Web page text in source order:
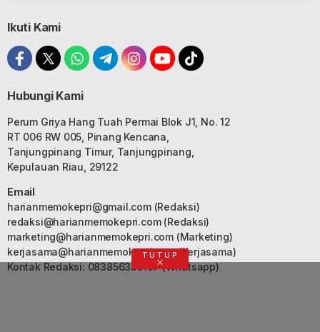
Ikuti Kami
Hubungi Kami
Perum Griya Hang Tuah Permai Blok J1, No. 12
RT 006 RW 005, Pinang Kencana,
Tanjungpinang Timur, Tanjungpinang,
Kepulauan Riau, 29122
Email
harianmemokepri@gmail.com(Redaksi)
redaksi@harianmemokepri.com(Redaksi)
marketing@harianmemokepri.com(Marketing)
kerjasama@harianmemokepri.com(Kerjasama)
Kontak Redaksi: 083856335187 (Whatsapp)
TUTUP